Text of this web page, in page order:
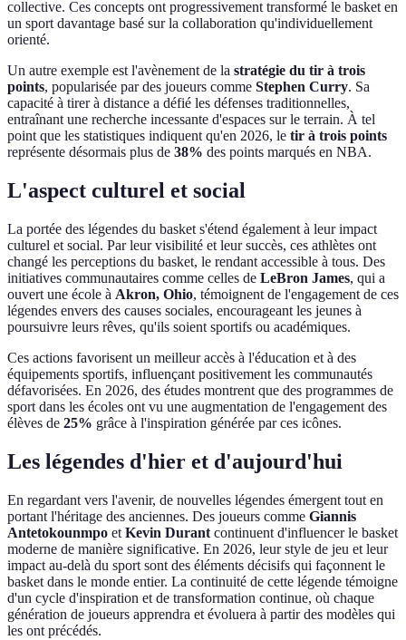
collective. Ces concepts ont progressivement transformé le basket en
un sport davantage basé sur la collaboration qu'individuellement
orienté.
Un autre exemple est l'avènement de la stratégie du tir à trois
points, popularisée par des joueurs comme Stephen Curry. Sa
capacité à tirer à distance a défié les défenses traditionnelles,
entraînant une recherche incessante d'espaces sur le terrain. À tel
point que les statistiques indiquent qu'en 2026, le tir à trois points
représente désormais plus de 38% des points marqués en NBA.
L'aspect culturel et social
La portée des légendes du basket s'étend également à leur impact
culturel et social. Par leur visibilité et leur succès, ces athlètes ont
changé les perceptions du basket, le rendant accessible à tous. Des
initiatives communautaires comme celles de LeBron James, qui a
ouvert une école à Akron, Ohio, témoignent de l'engagement de ces
légendes envers des causes sociales, encourageant les jeunes à
poursuivre leurs rêves, qu'ils soient sportifs ou académiques.
Ces actions favorisent un meilleur accès à l'éducation et à des
équipements sportifs, influençant positivement les communautés
défavorisées. En 2026, des études montrent que des programmes de
sport dans les écoles ont vu une augmentation de l'engagement des
élèves de 25% grâce à l'inspiration générée par ces icônes.
Les légendes d'hier et d'aujourd'hui
En regardant vers l'avenir, de nouvelles légendes émergent tout en
portant l'héritage des anciennes. Des joueurs comme Giannis
Antetokounmpo et Kevin Durant continuent d'influencer le basket
moderne de manière significative. En 2026, leur style de jeu et leur
impact au-delà du sport sont des éléments décisifs qui façonnent le
basket dans le monde entier. La continuité de cette légende témoigne
d'un cycle d'inspiration et de transformation continue, où chaque
génération de joueurs apprendra et évoluera à partir des modèles qui
les ont précédés.